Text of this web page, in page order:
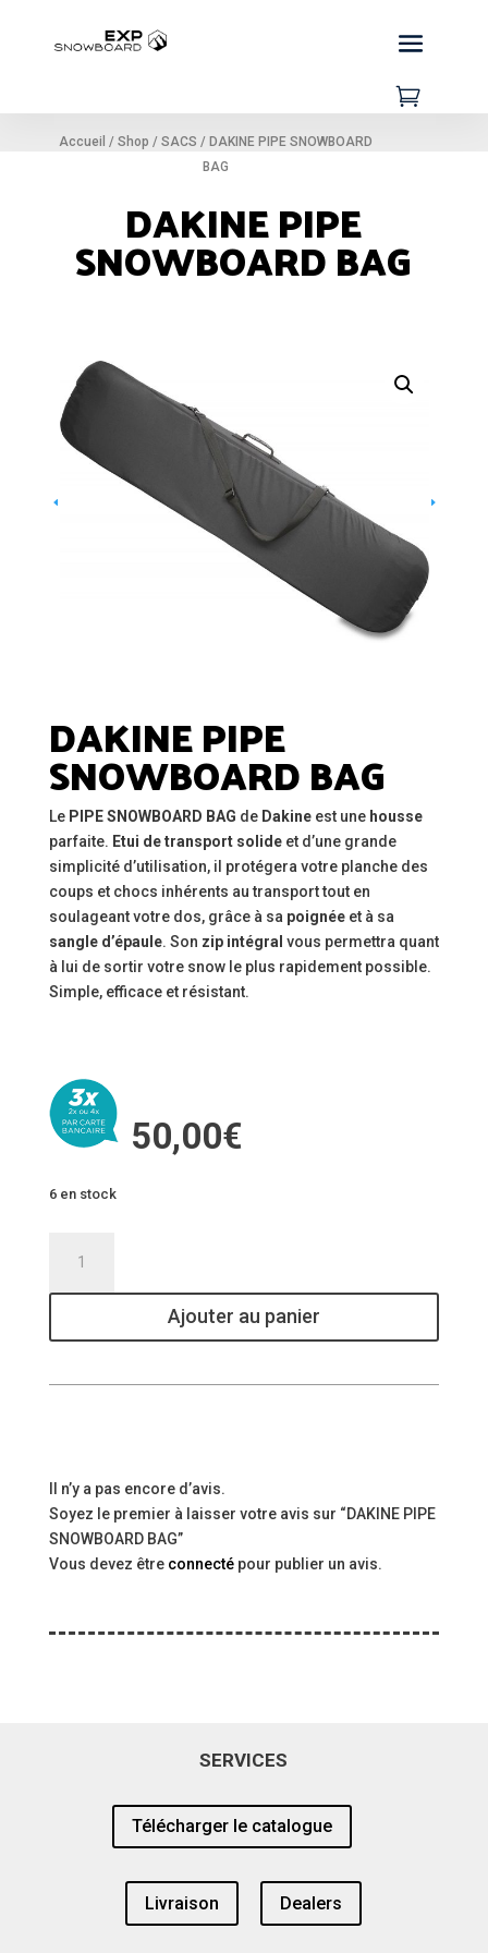

Accueil / Shop / SACS / DAKINE PIPE SNOWBOARD
BAG
DAKINE PIPE
SNOWBOARD BAG
DAKINE PIPE
SNOWBOARD BAG
Le PIPE SNOWBOARD BAG de Dakineest une housse
parfaite. Etui de transport solideet d’une grande
simplicité d’utilisation, il protégera votre planche des
coups et chocs inhérents au transport tout en
soulageant votre dos, grâce à sa poignéeet à sa
sangle d’épaule. Son zip intégral vous permettra quant
à lui de sortir votre snow le plus rapidement possible.
Simple, efficace et résistant.
50,00€
6 en stock
DAKINE
SNOWBOARD
Ajouter au panier
Il n’y a pas encore d’avis.
Soyez le premier à laisser votre avis sur “DAKINE PIPE
SNOWBOARD BAG”
Vous devez être connectépour publier un avis.
SERVICES
Télécharger le catalogue
Livraison Dealers